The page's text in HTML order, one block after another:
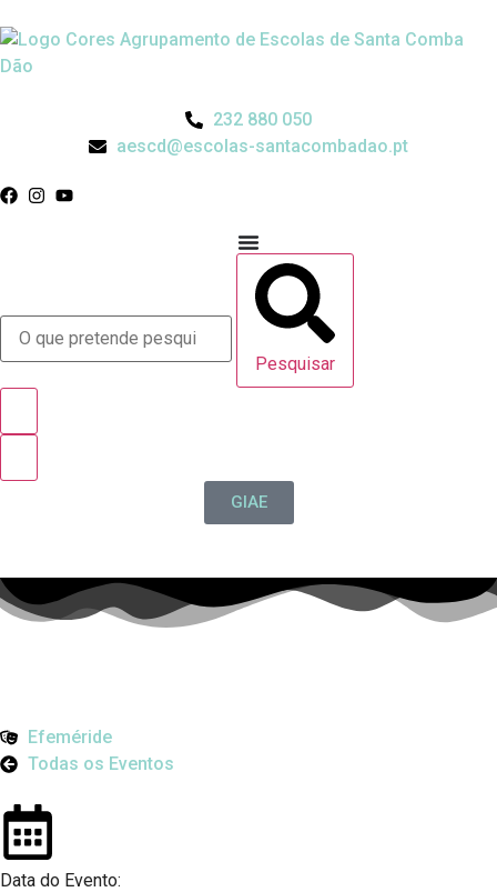
232 880 050
aescd@escolas-santacombadao.pt
Pesquisar
GIAE
Efeméride
Todas os Eventos
Data do Evento: